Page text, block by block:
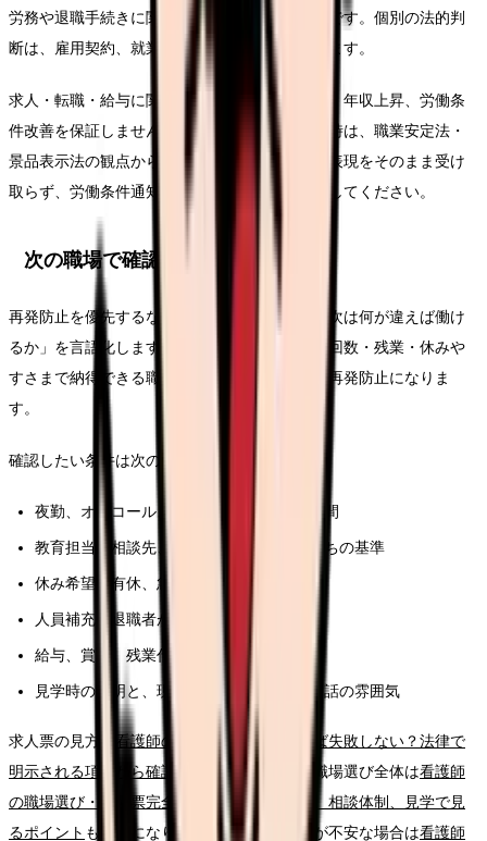
労務や退職手続きに関わる部分は一般的な整理です。個別の法的判
断は、雇用契約、就業規則、事実関係で変わります。
求人・転職・給与に関する内容は、内定、採用、年収上昇、労働条
件改善を保証しません。求人票や紹介文を見る時は、職業安定法・
景品表示法の観点から、断定的に有利に見える表現をそのまま受け
取らず、労働条件通知書や面接で具体的に確認してください。
次の職場で確認する条件
再発防止を優先するなら、求人票を見る前に「次は何が違えば働け
るか」を言語化します。年収だけでなく、夜勤回数・残業・休みや
すさまで納得できる職場ことが、このテーマの再発防止になりま
す。
確認したい条件は次の通りです。
夜勤、オンコール、残業、前残業、記録時間
教育担当、相談先、フォロー期間、独り立ちの基準
休み希望、有休、急な休みへの対応
人員補充、退職者が出た時の業務分担
給与、賞与、残業代、昇給、各種手当
見学時の説明と、現場スタッフの表情や会話の雰囲気
求人票の見方は
看護師の求人票、どこを見れば失敗しない？法律で
明示される項目から確認する読み方ガイド
、職場選び全体は看護師
の職場選び・求人票完全ガイド。条件、教育、相談体制、見学で見
るポイント も参考になります。給与や生活費が不安な場合は看護師